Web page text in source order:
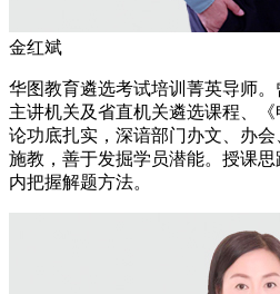
金红斌
华图教育遴选考试培训菁英导师。
主讲机关及省直机关遴选课程、
论功底扎实，深谙部门办文、办
施教，善于发掘学员潜能。授课
内把握解题方法。